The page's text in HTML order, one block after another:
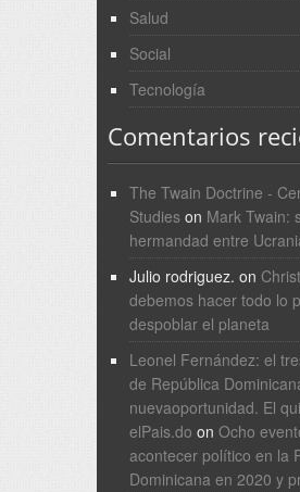
Salud
Social
Tecnología
Comentarios
The Twain Doctrine -
Studieson Mark Twain:
hermandad entre
Julio rodriguez. on
debemos hacer todo lo
despoblar el planeta
Leonel Fernández: el
de República
nuevaoportunidad. El
elPais.do on Ocho
acontecer político en la
Dominicana en 2020 y